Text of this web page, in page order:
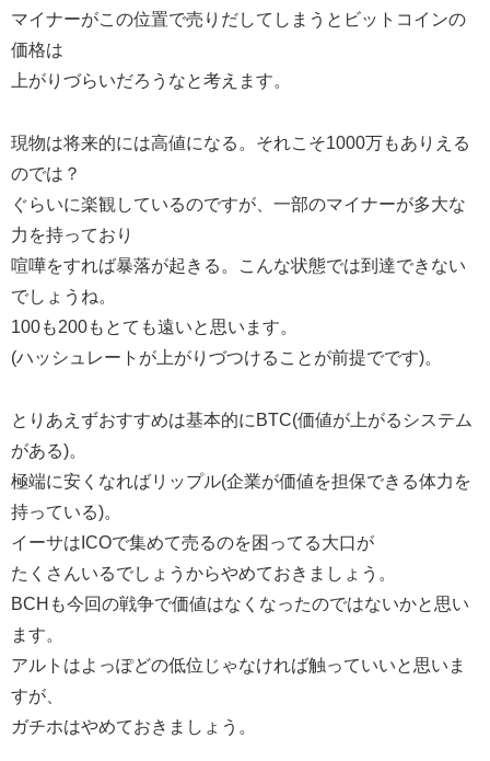
マイナーがこの位置で売りだしてしまうとビットコインの
価格は
上がりづらいだろうなと考えます。
現物は将来的には高値になる。それこそ1000万もありえる
のでは？
ぐらいに楽観しているのですが、一部のマイナーが多大な
力を持っており
喧嘩をすれば暴落が起きる。こんな状態では到達できない
でしょうね。
100も200もとても遠いと思います。
(ハッシュレートが上がりづつけることが前提でです)。
とりあえずおすすめは基本的にBTC(価値が上がるシステム
がある)。
極端に安くなればリップル(企業が価値を担保できる体力を
持っている)。
イーサはICOで集めて売るのを困ってる大口が
たくさんいるでしょうからやめておきましょう。
BCHも今回の戦争で価値はなくなったのではないかと思い
ます。
アルトはよっぽどの低位じゃなければ触っていいと思いま
すが、
ガチホはやめておきましょう。